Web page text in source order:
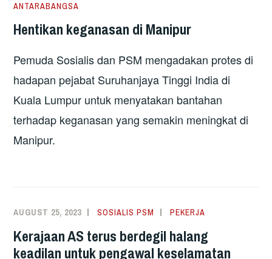
ANTARABANGSA
Hentikan keganasan di Manipur
Pemuda Sosialis dan PSM mengadakan protes di
hadapan pejabat Suruhanjaya Tinggi India di
Kuala Lumpur untuk menyatakan bantahan
terhadap keganasan yang semakin meningkat di
Manipur.
AUGUST 25, 2023 SOSIALIS PSM PEKERJA
Kerajaan AS terus berdegil halang
keadilan untuk pengawal keselamatan